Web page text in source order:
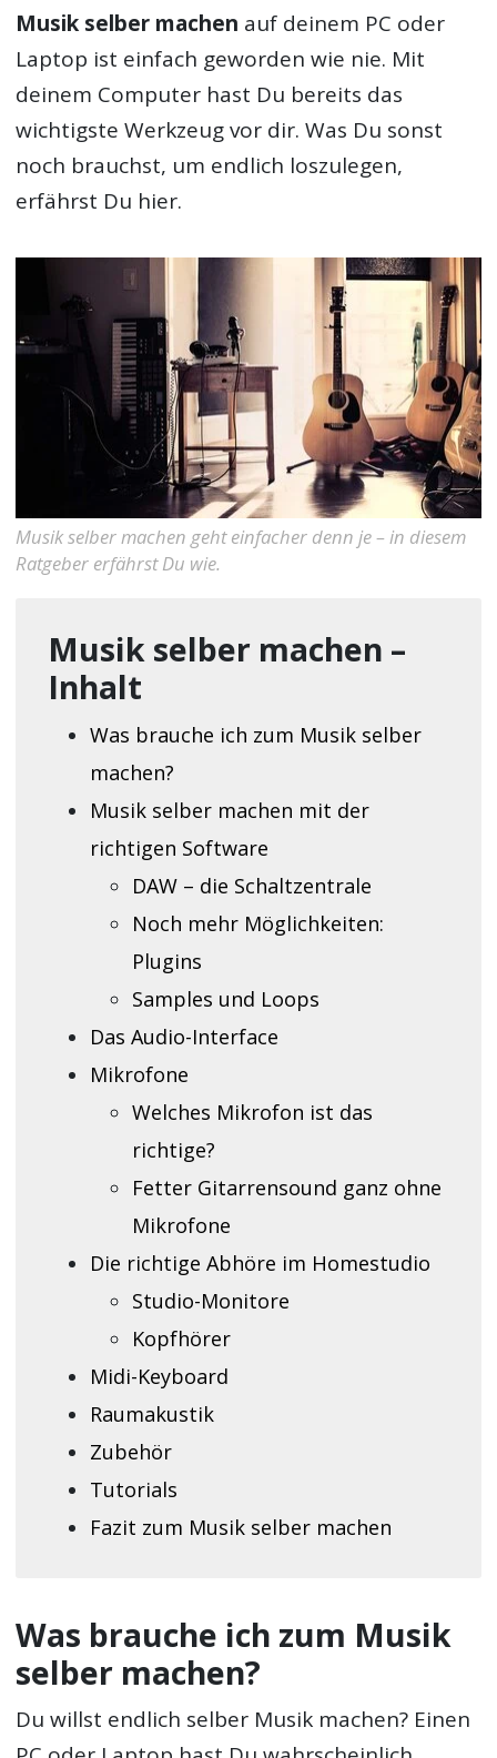
Musik selber machen auf deinem PC oder
Laptop ist einfach geworden wie nie. Mit
deinem Computer hast Du bereits das
wichtigste Werkzeug vor dir. Was Du sonst
noch brauchst, um endlich loszulegen,
erfährst Du hier.
Musik selber machen geht einfacher denn je – in diesem
Ratgeber erfährst Du wie.
Musik selber machen –
Inhalt
Was brauche ich zum Musik selber
machen?
Musik selber machen mit der
richtigen Software
DAW – die Schaltzentrale
Noch mehr Möglichkeiten:
Plugins
Samples und Loops
Das Audio-Interface
Mikrofone
Welches Mikrofon ist das
richtige?
Fetter Gitarrensound ganz ohne
Mikrofone
Die richtige Abhöre im Homestudio
Studio-Monitore
Kopfhörer
Midi-Keyboard
Raumakustik
Zubehör
Tutorials
Fazit zum Musik selber machen
Was brauche ich zum Musik
selber machen?
Du willst endlich selber Musik machen? Einen